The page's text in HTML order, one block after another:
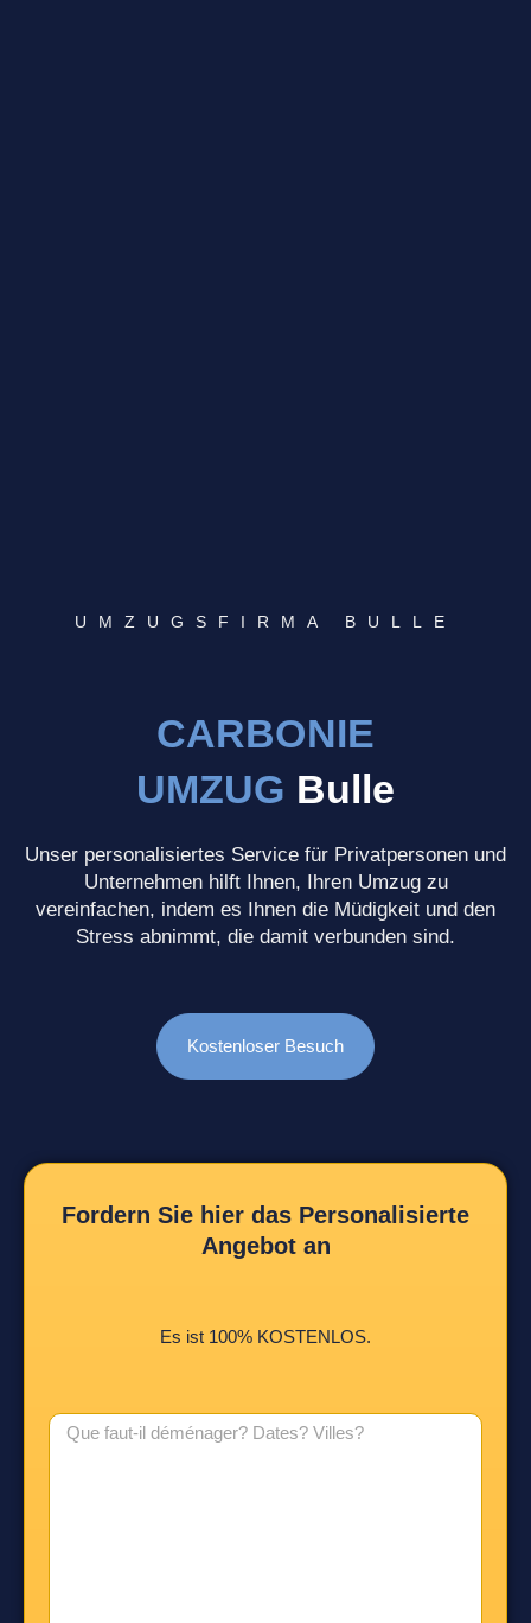
UMZUGSFIRMA BULLE
CARBONIE
UMZUG Bulle
Unser personalisiertes Service für Privatpersonen und
Unternehmen hilft Ihnen, Ihren Umzug zu
vereinfachen, indem es Ihnen die Müdigkeit und den
Stress abnimmt, die damit verbunden sind.
Kostenloser Besuch
Fordern Sie hier das Personalisierte
Angebot an
Es ist 100% KOSTENLOS.